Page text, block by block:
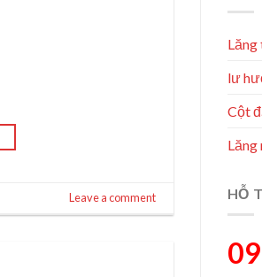
Leave a comment
Lăng
lư
Cột
Lăng
HỖ